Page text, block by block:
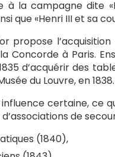
à la campagne dite
que «Henri III et sa
propose
Concorde à Paris.
d’acquérir des
du Louvre, en 1838.
certaine, ce
de
(1840),